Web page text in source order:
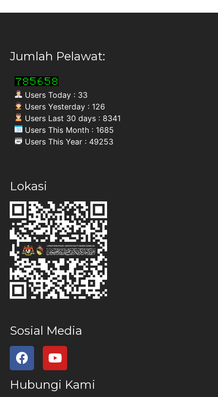
Jumlah Pelawat:
Users Today : 33
Users Yesterday : 126
Users Last 30 days : 8341
Users This Month : 1685
Users This Year : 49253
Lokasi
Sosial Media
Hubungi Kami